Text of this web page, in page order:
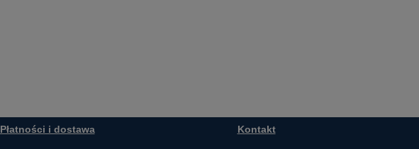
Płatności i dostawa Kontakt